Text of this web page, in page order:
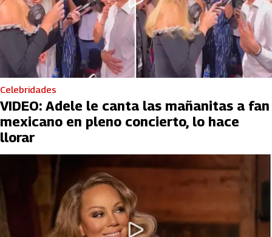
Celebridades
VIDEO: Adele le canta las mañanitas a fan
mexicano en pleno concierto, lo hace
llorar